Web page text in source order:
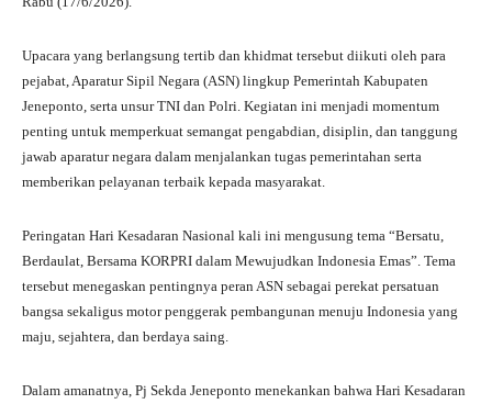
pp m
Upacara yang berlangsung tertib dan khidmat tersebut diikuti oleh para
pejabat, Aparatur Sipil Negara (ASN) lingkup Pemerintah Kabupaten
Jeneponto, serta unsur TNI dan Polri. Kegiatan ini menjadi momentum
penting untuk memperkuat semangat pengabdian, disiplin, dan tanggung
jawab aparatur negara dalam menjalankan tugas pemerintahan serta
memberikan pelayanan terbaik kepada masyarakat.
Peringatan Hari Kesadaran Nasional kali ini mengusung tema “Bersatu,
Berdaulat, Bersama KORPRI dalam Mewujudkan Indonesia Emas”. Tema
tersebut menegaskan pentingnya peran ASN sebagai perekat persatuan
bangsa sekaligus motor penggerak pembangunan menuju Indonesia yang
maju, sejahtera, dan berdaya saing.
Dalam amanatnya, Pj Sekda Jeneponto menekankan bahwa Hari Kesadaran